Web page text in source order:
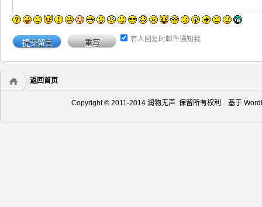
有人回复时邮件通知我
返回首页
Copyright © 2011-2014 润物无声 保留所有权利. 基于